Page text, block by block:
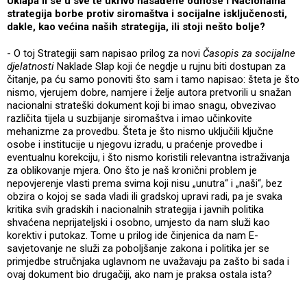
strategija borbe protiv siromaštva i socijalne isključenosti,
dakle, kao većina naših strategija, ili stoji nešto bolje?
- O toj Strategiji sam napisao prilog za novi Časopis za socijalne
djelatnosti Naklade Slap koji će negdje u rujnu biti dostupan za
čitanje, pa ću samo ponoviti što sam i tamo napisao: šteta je što
nismo, vjerujem dobre, namjere i želje autora pretvorili u snažan
nacionalni strateški dokument koji bi imao snagu, obvezivao
različita tijela u suzbijanje siromaštva i imao učinkovite
mehanizme za provedbu. Šteta je što nismo uključili ključne
osobe i institucije u njegovu izradu, u praćenje provedbe i
eventualnu korekciju, i što nismo koristili relevantna istraživanja
za oblikovanje mjera. Ono što je naš kronični problem je
nepovjerenje vlasti prema svima koji nisu „unutra“ i „naši“, bez
obzira o kojoj se sada vladi ili gradskoj upravi radi, pa je svaka
kritika svih gradskih i nacionalnih strategija i javnih politika
shvaćena neprijateljski i osobno, umjesto da nam služi kao
korektiv i putokaz. Tome u prilog ide činjenica da nam E-
savjetovanje ne služi za poboljšanje zakona i politika jer se
primjedbe stručnjaka uglavnom ne uvažavaju pa zašto bi sada i
ovaj dokument bio drugačiji, ako nam je praksa ostala ista?